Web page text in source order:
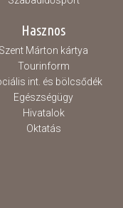
Hasznos
Szent Márton kártya
Tourinform
int. és bölcsődék
Egészségügy
Hivatalok
Oktatás